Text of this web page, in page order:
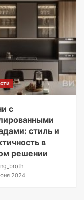
с
стиль и
в
решении
2024